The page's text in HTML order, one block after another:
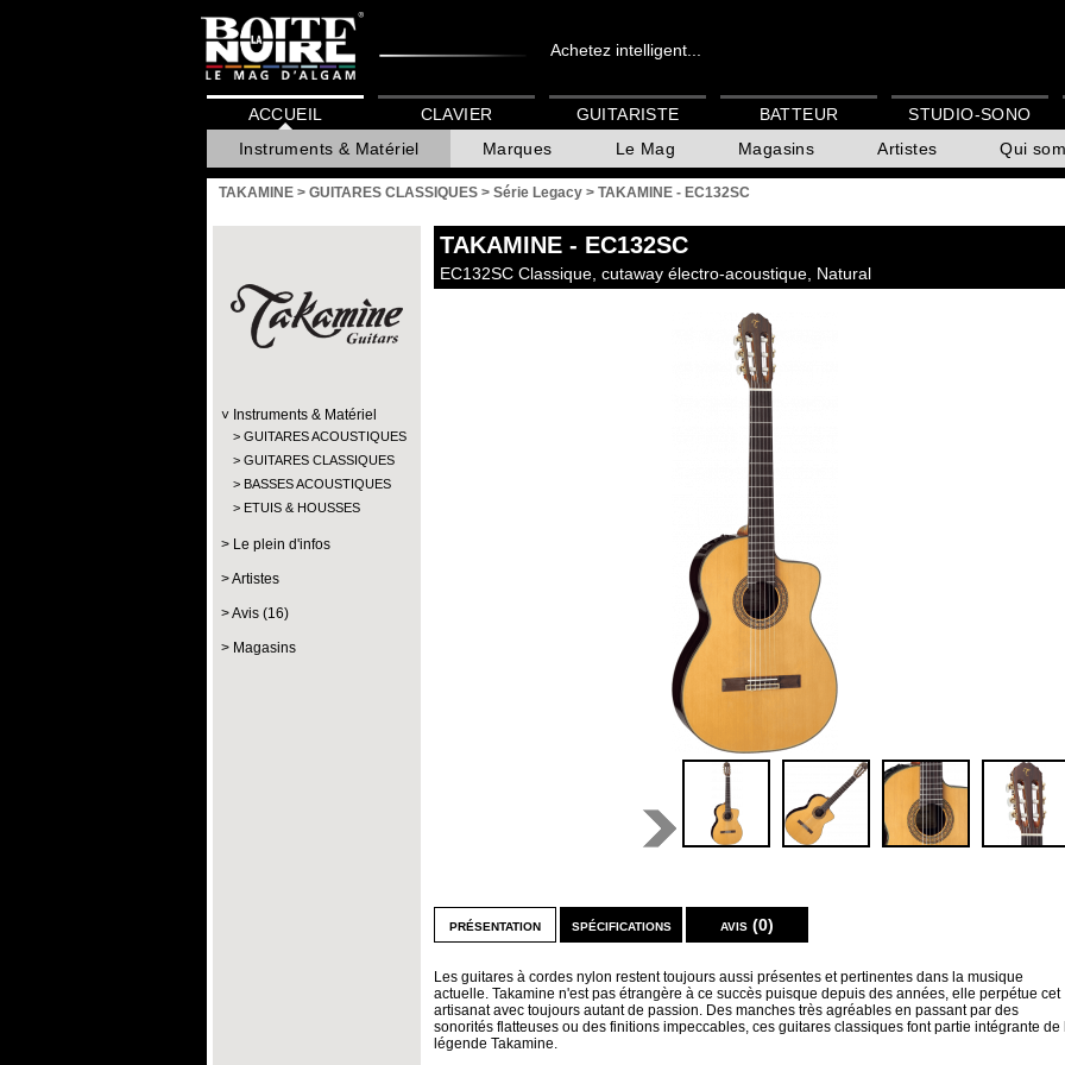
Achetez intelligent...
ACCUEIL
Instruments & Matériel
Marques Le Mag Magasins Artistes Qui
CLAVIER GUITARISTE BATTEUR STUDIO-SONO
TAKAMINE > GUITARES CLASSIQUES > Série Legacy > TAKAMINE - EC132SC
Instruments & Matériel
GUITARES ACOUSTIQUES
GUITARES CLASSIQUES
BASSES ACOUSTIQUES
ETUIS & HOUSSES
Le plein d'infos
Artistes
Avis (16)
Magasins
TAKAMINE - EC132SC
EC132SC Classique, cutaway électro-acoustique, Natural
présentation
Les guitares à cordes nylon restent toujours aussi présentes et pertinentes dans la musique
actuelle. Takamine n'est pas étrangère à ce succès puisque depuis des années, elle perpétue cet
artisanat avec toujours autant de passion. Des manches très agréables en passant par des
sonorités flatteuses ou des finitions impeccables, ces guitares classiques font partie intégrante de
légende Takamine.
spécifications avis (0)